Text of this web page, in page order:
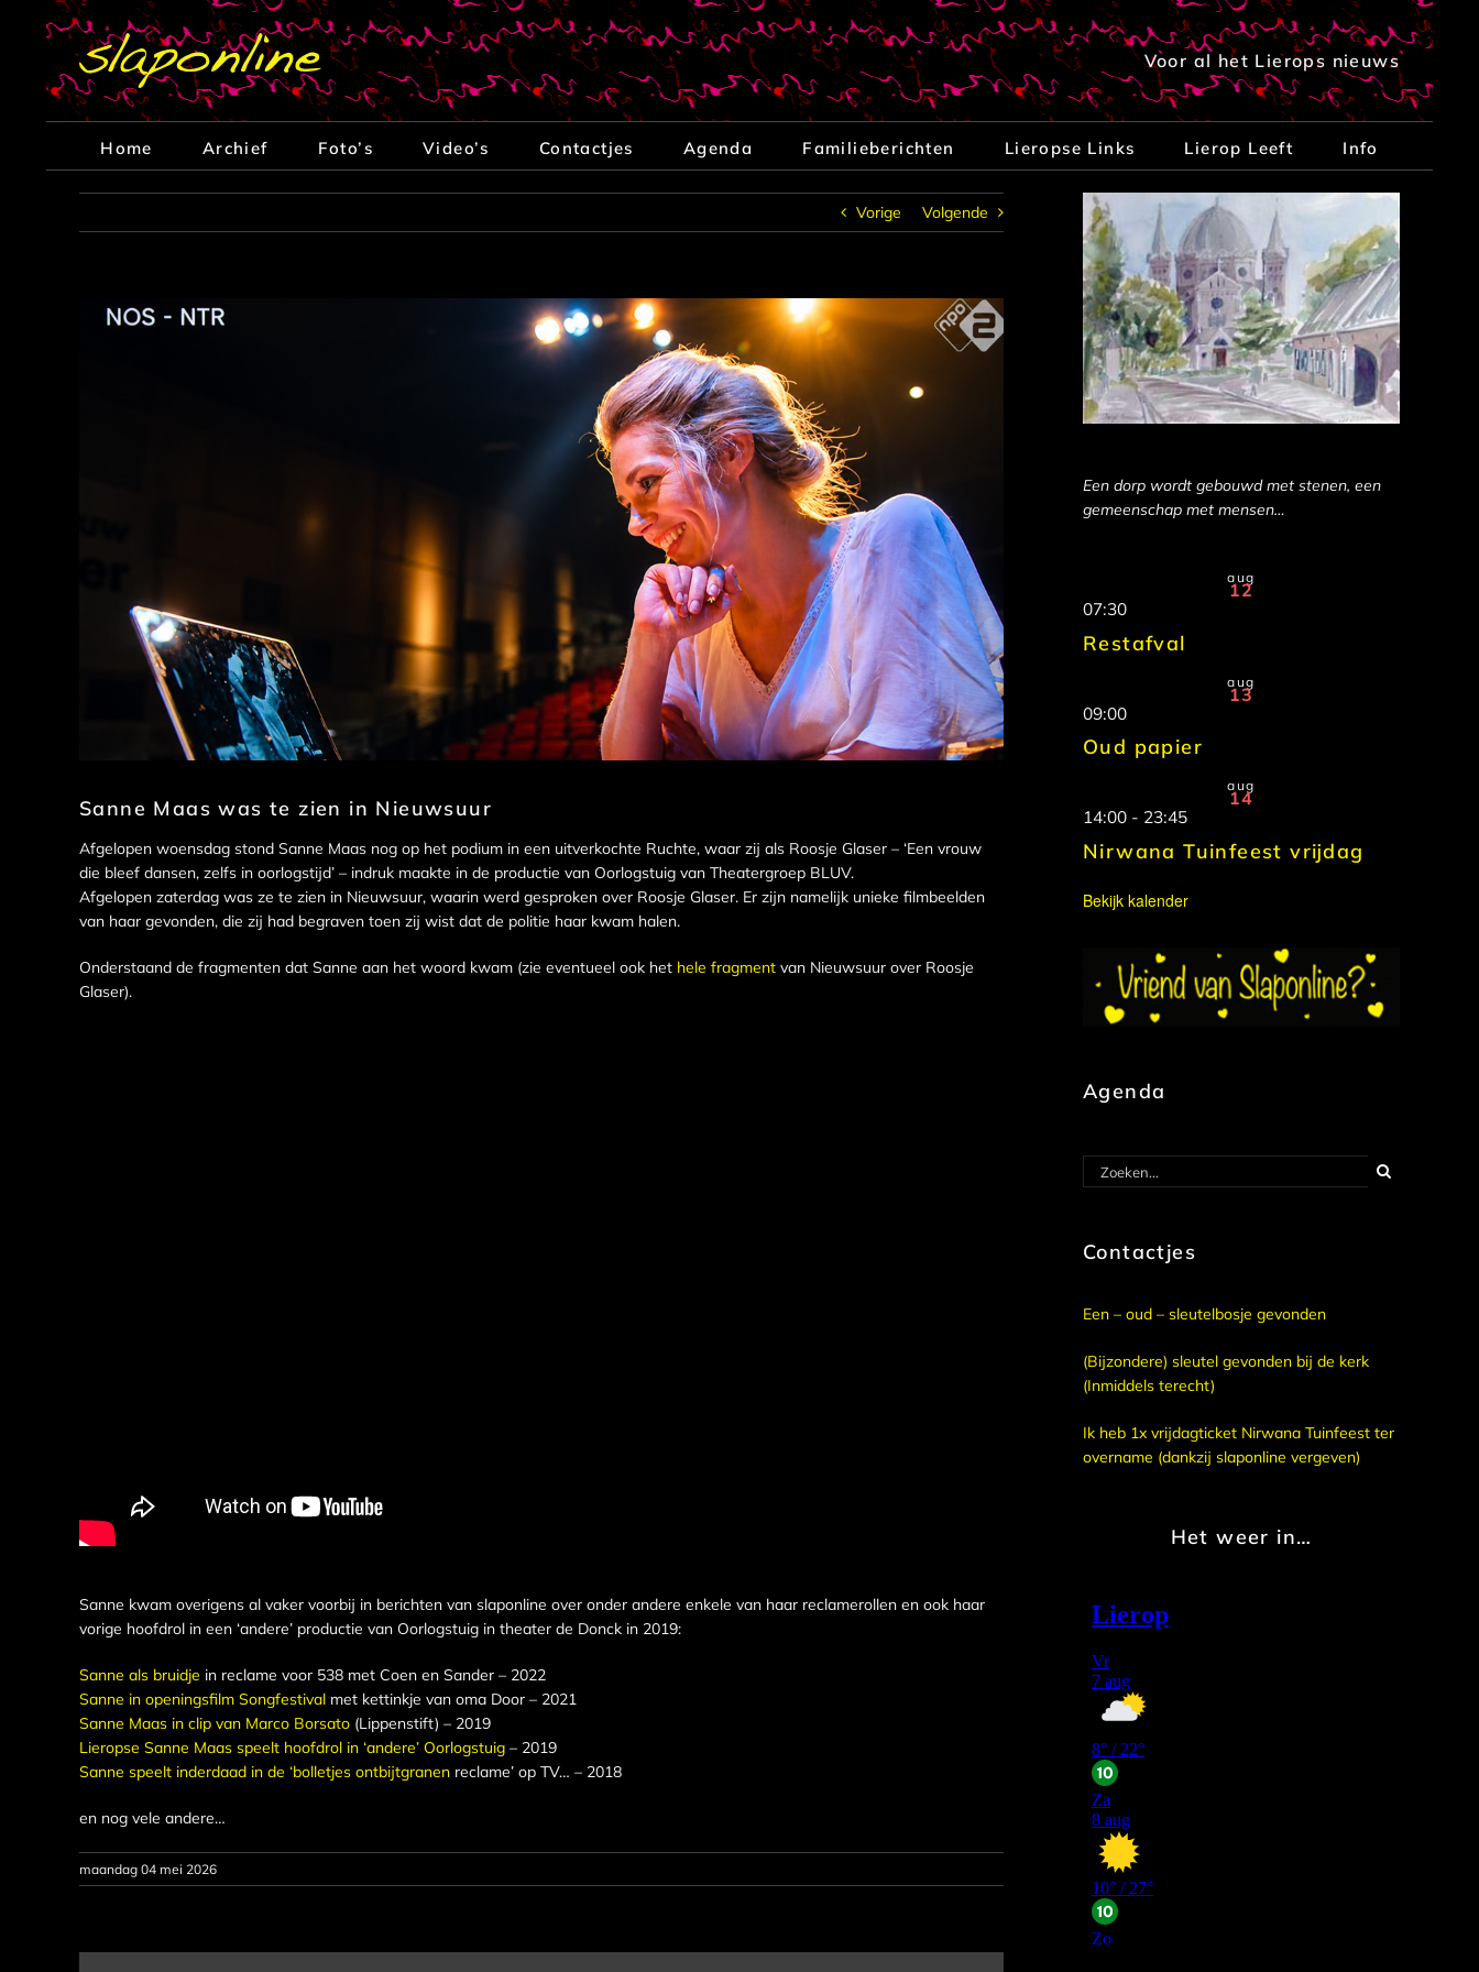
Voor al het Lierops nieuws
Home Archief Foto’s Video’s Contactjes Agenda Familieberichten Lieropse Links Lierop Leeft Info
Vorige Volgende
Sanne Maas was te zien in Nieuwsuur
Afgelopen woensdag stond Sanne Maas nog op het podium in een uitverkochte Ruchte, waar zij als Roosje Glaser – ‘Een vrouw
die bleef dansen, zelfs in oorlogstijd’ – indruk maakte in de productie van Oorlogstuig van Theatergroep BLUV.
Afgelopen zaterdag was ze te zien in Nieuwsuur, waarin werd gesproken over Roosje Glaser. Er zijn namelijk unieke filmbeelden
van haar gevonden, die zij had begraven toen zij wist dat de politie haar kwam halen.
Onderstaand de fragmenten dat Sanne aan het woord kwam (zie eventueel ook het hele fragment van Nieuwsuur over Roosje
Glaser).
Sanne kwam overigens al vaker voorbij in berichten van slaponline over onder andere enkele van haar reclamerollen en ook haar
vorige hoofdrol in een ‘andere’ productie van Oorlogstuig in theater de Donck in 2019:
Sanne als bruidje in reclame voor 538 met Coen en Sander – 2022
Sanne in openingsfilm Songfestival met kettinkje van oma Door – 2021
Sanne Maas in clip van Marco Borsato (Lippenstift) – 2019
Lieropse Sanne Maas speelt hoofdrol in ‘andere’ Oorlogstuig – 2019
Sanne speelt inderdaad in de ‘bolletjes ontbijtgranen reclame’ op TV… – 2018
en nog vele andere…
maandag 04 mei 2026
Een dorp wordt gebouwd met stenen, een
gemeenschap met mensen…
aug
12
07:30
Restafval
aug
13
09:00
Oud papier
aug
14
14:00 - 23:45
Nirwana Tuinfeest vrijdag
Bekijk kalender
Agenda
Zoeken
naar:
Contactjes
Een – oud – sleutelbosje gevonden
(Bijzondere) sleutel gevonden bij de kerk
(Inmiddels terecht)
Ik heb 1x vrijdagticket Nirwana Tuinfeest ter
overname (dankzij slaponline vergeven)
Het weer in…